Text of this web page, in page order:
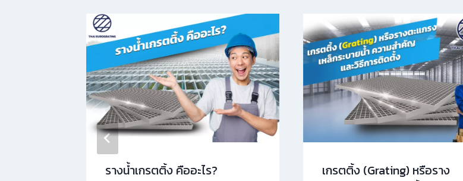
รางน้ำเกรตติ้ง คืออะไร?
เกรตติ้ง (Grating) หรือราง